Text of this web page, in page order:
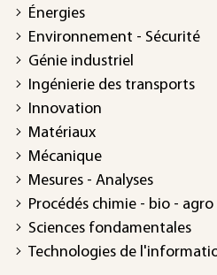
Énergies
Environnement - Sécurité
Génie industriel
Ingénierie des transports
Innovation
Matériaux
Mécanique
Mesures - Analyses
Procédés chimie - bio - agro
Sciences fondamentales
Technologies de